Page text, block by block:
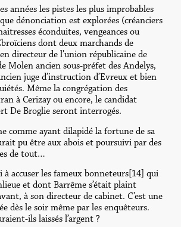
années les pistes les plus improbables
dénonciation est explorées (créanciers
éconduites, vengeances ou
dont deux marchands de
directeur de l’union républicaine de
Molen ancien sous-préfet des Andelys,
juge d’instruction d’Evreux et bien
Même la congrégation des
à Cerizay ou encore, le candidat
De Broglie seront interrogés.
comme ayant dilapidé la fortune de sa
pu être aux abois et poursuivi par des
de tout…
à accuser les fameux bonneteurs[14] qui
et dont Barrême s’était plaint
à son directeur de cabinet. C’est une
dès le soir même par les enquêteurs.
ils laissés l’argent ?